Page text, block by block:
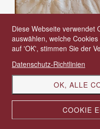
halterlose Strümpfe
Diese Webseite verwendet
auswählen, welche
auf 'OK', stimmen Sie der
Datenschutz-Richtlinien
OK, ALLE
COOKIE